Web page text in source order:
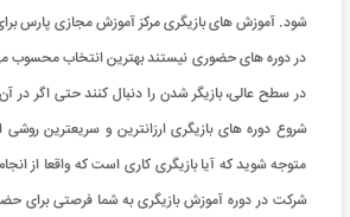
شود. آموزش های بازیگری مرکز آموزش مجازی پارس
در دوره های حضوری نیستند بهترین انتخاب محسوب
در سطح عالی، بازیگر شدن را دنبال کنند حتی اگر در
شروع دوره های بازیگری ارزانترین و سریعترین
متوجه شوید که آیا بازیگری کاری است که واقعا از
شرکت در دوره آموزش بازیگری به شما فرصتی برای